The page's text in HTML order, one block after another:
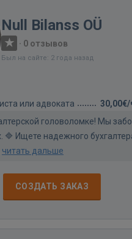
Null Bilanss OÜ
· 0 отзывов
Был на сайте: 2 года назад
или адвоката
30,00€/
головоломке! Мы
🔷 Ищете надежного
читать дальше
СОЗДАТЬ ЗАКАЗ